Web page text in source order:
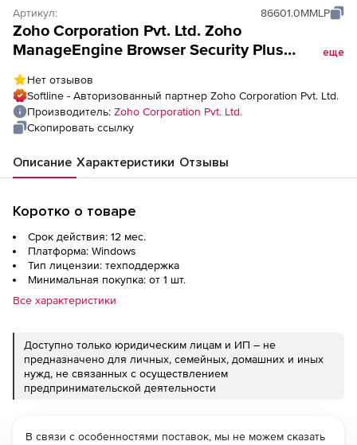
Артикул: 86601.0MMLP
Zoho Corporation Pvt. Ltd. Zoho
ManageEngine Browser Security Plus
fee for Multi-Language Pack License
еще
Нет отзывов
Softline - Авторизованный партнер Zoho Corporation Pvt. Ltd.
Производитель: Zoho Corporation Pvt. Ltd.
Скопировать ссылку
Описание Характеристики Отзывы
Коротко о товаре
Срок действия: 12 мес.
Платформа: Windows
Тип лицензии: техподдержка
Минимальная покупка: от 1 шт.
Все характеристики
Доступно только юридическим лицам и ИП – не
предназначено для личных, семейных, домашних и иных
нужд, не связанных с осуществлением
предпринимательской деятельности
В связи с особенностями поставок, мы не можем сказать